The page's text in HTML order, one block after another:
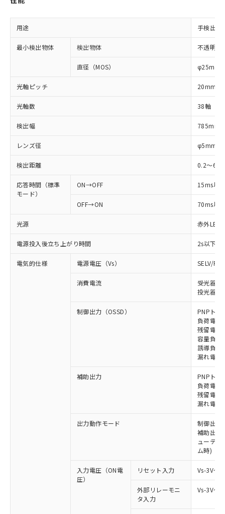
用途 手検出・
最小検出物体 検出物体 不透明体
直径（MOS） φ25mm
光軸ピッチ 20mm
光軸数 38軸
検出幅 785mm
レンズ径 φ5mm
検出距離 0.2～6m
応答時間（標準
モード）
ON→OFF 15ms以
OFF→ON 70ms以
光源 赤外LED
電源投入後立ち上がり時間 2s以下
電気的仕様 電源電圧（Vs） SELV/
消費電流
受光器:
投光器:
制御出力（OSSD）
PNPトラ
負荷電流
残留電圧
容量負荷
誘導負荷
漏れ電流
補助出力
PNPトラ
負荷電流
残留電圧
漏れ電流
出力動作モード
制御出力
補助出力
ューテ
ム時)
入力電圧（ON電
圧）
リセット入力 Vs-3V～
外部リレーモニ
タ入力
Vs-3V～